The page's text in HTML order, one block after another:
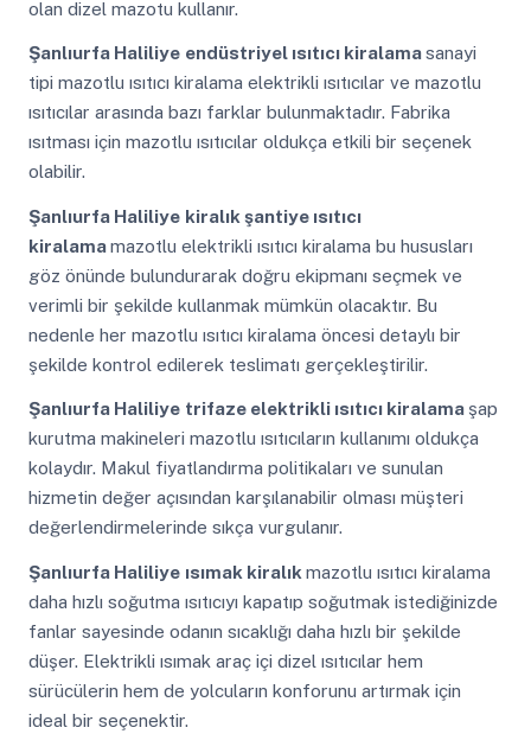
olan dizel mazotu kullanır.
Şanlıurfa Haliliye endüstriyel ısıtıcı kiralamasanayi
tipi mazotlu ısıtıcı kiralama elektrikli ısıtıcılar ve mazotlu
ısıtıcılar arasında bazı farklar bulunmaktadır. Fabrika
ısıtması için mazotlu ısıtıcılar oldukça etkili bir seçenek
olabilir.
Şanlıurfa Haliliye kiralık şantiye ısıtıcı
kiralamamazotlu elektrikli ısıtıcı kiralama bu hususları
göz önünde bulundurarak doğru ekipmanı seçmek ve
verimli bir şekilde kullanmak mümkün olacaktır. Bu
nedenle her mazotlu ısıtıcı kiralama öncesi detaylı bir
şekilde kontrol edilerek teslimatı gerçekleştirilir.
Şanlıurfa Haliliye trifaze elektrikli ısıtıcı kiralama şap
kurutma makineleri mazotlu ısıtıcıların kullanımı oldukça
kolaydır. Makul fiyatlandırma politikaları ve sunulan
hizmetin değer açısından karşılanabilir olması müşteri
değerlendirmelerinde sıkça vurgulanır.
Şanlıurfa Haliliye ısımak kiralık mazotlu ısıtıcı kiralama
daha hızlı soğutma ısıtıcıyı kapatıp soğutmak istediğinizde
fanlar sayesinde odanın sıcaklığı daha hızlı bir şekilde
düşer. Elektrikli ısımak araç içi dizel ısıtıcılar hem
sürücülerin hem de yolcuların konforunu artırmak için
ideal bir seçenektir.